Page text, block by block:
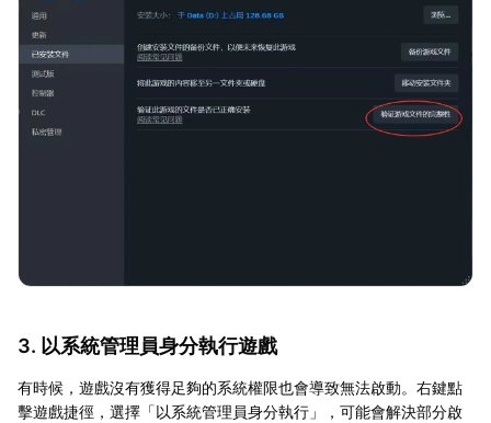
3. 以系統管理員身分執行遊戲
有時候，遊戲沒有獲得足夠的系統權限也會導致無法啟動。右鍵點
擊遊戲捷徑，選擇「以系統管理員身分執行」，可能會解決部分啟